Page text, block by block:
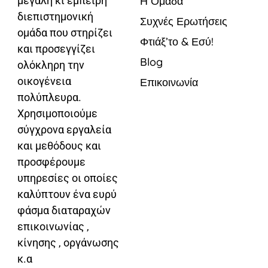
διεπιστημονική
ομάδα που στηρίζει
και προσεγγίζει
ολόκληρη την
οικογένεια
πολύπλευρα.
Χρησιμοποιούμε
σύγχρονα εργαλεία
και μεθόδους και
προσφέρουμε
υπηρεσίες οι οποίες
καλύπτουν ένα ευρύ
φάσμα διαταραχών
επικοινωνίας ,
κίνησης , οργάνωσης
κ.α
Συχνές Ερωτήσεις
Φτιάξ’το & Εσύ!
Blog
Επικοινωνία